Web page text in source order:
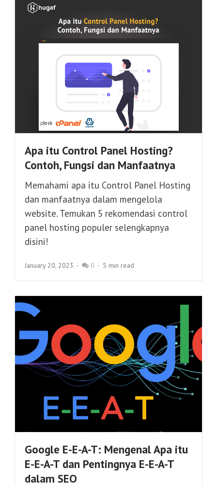
Apa itu Control Panel Hosting?
Contoh, Fungsi dan Manfaatnya
Memahami apa itu Control Panel Hosting
dan manfaatnya dalam mengelola
website. Temukan 5 rekomendasi control
panel hosting populer selengkapnya
disini!
January 20, 2023 0 5 min read
Google E-E-A-T: Mengenal Apa itu
E-E-A-T dan Pentingnya E-E-A-T
dalam SEO